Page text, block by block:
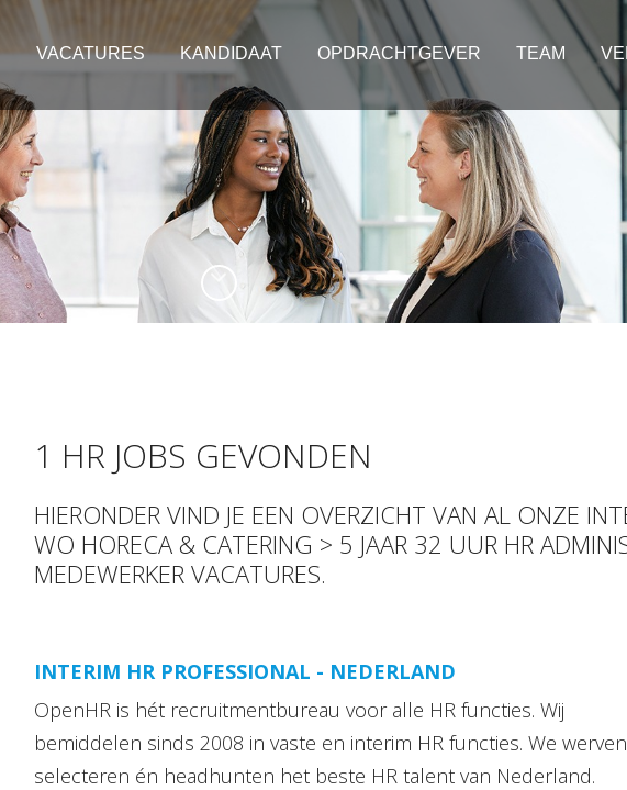
VACATURES KANDIDAAT OPDRACHTGEVER TEAM
1 HR JOBS GEVONDEN
HIERONDER VIND JE EEN OVERZICHT VAN AL ONZE
WO HORECA & CATERING > 5 JAAR 32 UUR HR
MEDEWERKER VACATURES.
INTERIM HR PROFESSIONAL - NEDERLAND
OpenHR is hét recruitmentbureau voor alle HR functies. Wij
bemiddelen sinds 2008 in vaste en interim HR functies. We
selecteren én headhunten het beste HR talent van Nederland.